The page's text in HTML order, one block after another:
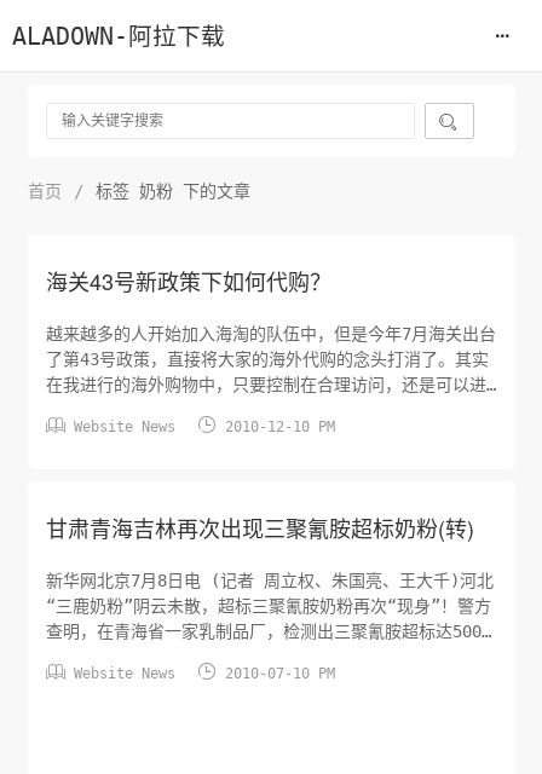
ALADOWN-阿拉下载

首页 / 标签 奶粉 下的文章
海关43号新政策下如何代购？
越来越多的人开始加入海淘的队伍中，但是今年7月海关出台
了第43号政策，直接将大家的海外代购的念头打消了。其实
在我进行的海外购物中，只要控制在合理访问，还是可以进
的保健品和化妆品，一般重复的数量都不会超过5个，超过5
 Website News  2010-12-10 PM
甘肃青海吉林再次出现三聚氰胺超标奶粉(转)
新华网北京7月8日电 (记者 周立权、朱国亮、王大千)河北
“三鹿奶粉”阴云未散，超标三聚氰胺奶粉再次“现身”！警方
查明，在青海省一家乳制品厂，检测出三聚氰胺超标达500
向，记者分赴甘肃、青海、吉林等省进行了追踪。甘肃：检
 Website News  2010-07-10 PM